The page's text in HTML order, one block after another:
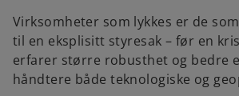
Virksomheter som lykkes er de
til en eksplisitt styresak – før en
erfarer større robusthet og bedre
håndtere både teknologiske og